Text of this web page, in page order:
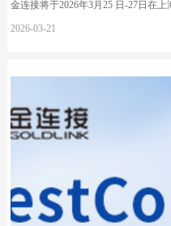
-21
2026-03